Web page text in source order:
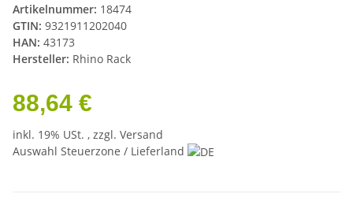
Artikelnummer: 18474
GTIN: 9321911202040
HAN: 43173
Hersteller: Rhino Rack
88,64 €
inkl. 19% USt. , zzgl. Versand
Auswahl Steuerzone / Lieferland